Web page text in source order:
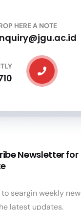
HERE A NOTE
Newsletter for
to seargin weekly
latest updates.